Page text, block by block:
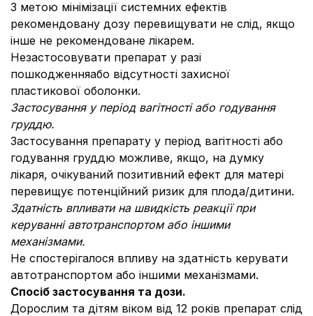
З метою мінімізації системних ефектів
рекомендовану дозу перевищувати не слід, якщо
інше не рекомендоване лікарем.
Незастосовувати препарат у разі
пошкодженняабо відсутності захисної
пластикової оболонки.
Застосування у період вагітності або годування
груддю.
Застосування препарату у період вагітності або
годування груддю можливе, якщо, на думку
лікаря, очікуваний позитивний ефект для матері
перевищує потенційний ризик для плода/дитини.
Здатність впливати на швидкість реакції при
керуванні автотранспортом або іншими
механізмами.
Не спостерігалося впливу на здатність керувати
автотранспортом або іншими механізмами.
Спосіб застосування та дози.
Дорослим та дітям віком від 12 років препарат слід